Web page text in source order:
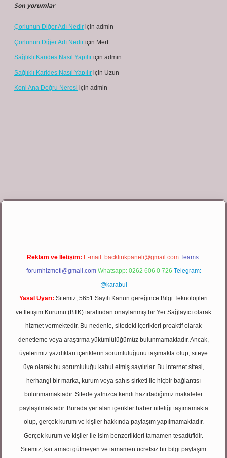
Son yorumlar
Çorlunun Diğer Adı Nedir için admin
Çorlunun Diğer Adı Nedir için Mert
Sağlıklı Karides Nasıl Yapılır için admin
Sağlıklı Karides Nasıl Yapılır için Uzun
Koni Ana Doğru Neresi için admin
Reklam ve İletişim: E-mail: backlinkpaneli@gmail.com Teams:
forumhizmeti@gmail.com Whatsapp: 0262 606 0 726 Telegram:
@karabul
Yasal Uyarı: Sitemiz, 5651 Sayılı Kanun gereğince Bilgi Teknolojileri
ve İletişim Kurumu (BTK) tarafından onaylanmış bir Yer Sağlayıcı olarak
hizmet vermektedir. Bu nedenle, sitedeki içerikleri proaktif olarak
denetleme veya araştırma yükümlülüğümüz bulunmamaktadır. Ancak,
üyelerimiz yazdıkları içeriklerin sorumluluğunu taşımakta olup, siteye
üye olarak bu sorumluluğu kabul etmiş sayılırlar. Bu internet sitesi,
herhangi bir marka, kurum veya şahıs şirketi ile hiçbir bağlantısı
bulunmamaktadır. Sitede yalnızca kendi hazırladığımız makaleler
paylaşılmaktadır. Burada yer alan içerikler haber niteliği taşımamakta
olup, gerçek kurum ve kişiler hakkında paylaşım yapılmamaktadır.
Gerçek kurum ve kişiler ile isim benzerlikleri tamamen tesadüfidir.
Sitemiz, kar amacı gütmeyen ve tamamen ücretsiz bir bilgi paylaşım